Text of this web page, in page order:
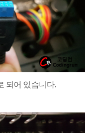
되어 있습니다.